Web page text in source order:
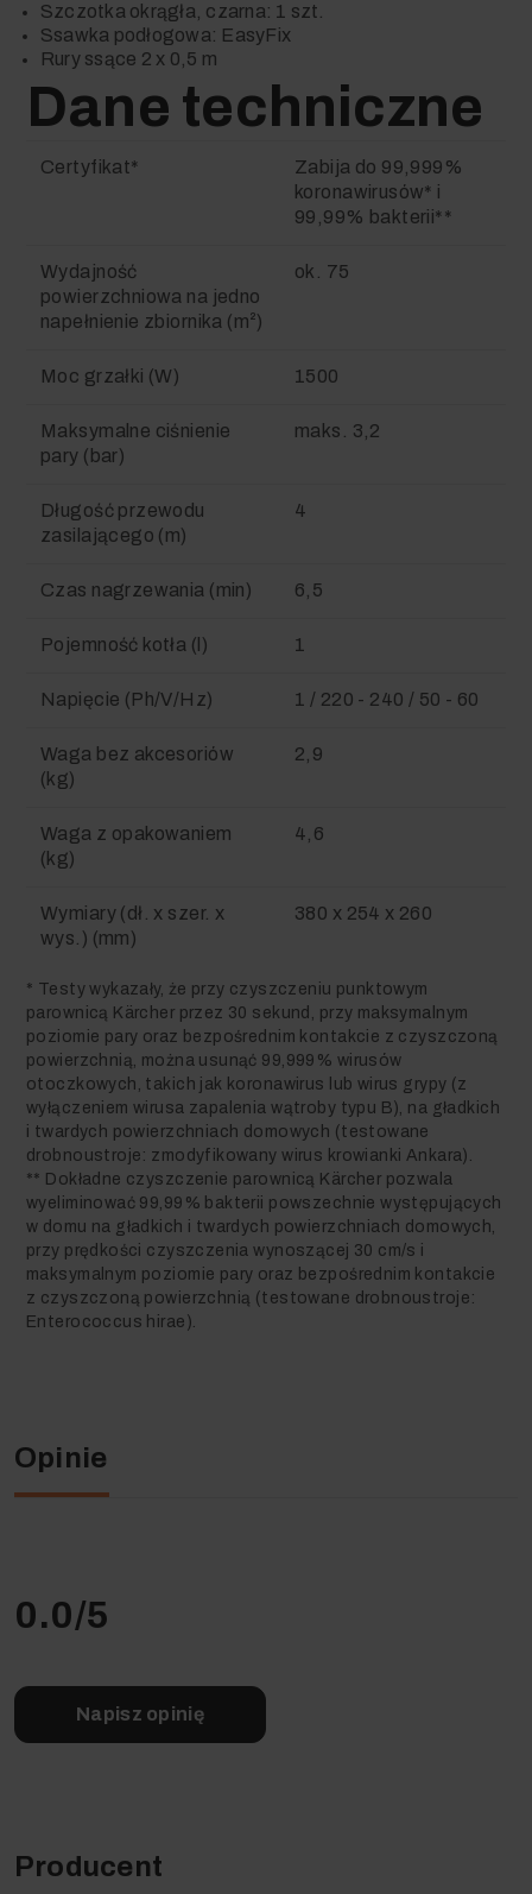
Szczotka okrągła, czarna: 1 szt.
Ssawka podłogowa: EasyFix
Rury ssące 2 x 0,5 m
Dane techniczne
Certyfikat*
Zabija do 99,999%
koronawirusów* i
99,99% bakterii**
Wydajność
powierzchniowa na jedno
napełnienie zbiornika (m²)
ok. 75
Moc grzałki (W) 1500
Maksymalne ciśnienie
pary (bar)
maks. 3,2
Długość przewodu
zasilającego (m)
4
Czas nagrzewania (min) 6,5
Pojemność kotła (l) 1
Napięcie (Ph/V/Hz) 1 / 220 - 240 / 50 - 60
Waga bez akcesoriów
(kg)
2,9
Waga z opakowaniem
(kg)
4,6
Wymiary (dł. x szer. x
wys.) (mm)
380 x 254 x 260
* Testy wykazały, że przy czyszczeniu punktowym
parownicą Kärcher przez 30 sekund, przy maksymalnym
poziomie pary oraz bezpośrednim kontakcie z czyszczoną
powierzchnią, można usunąć 99,999% wirusów
otoczkowych, takich jak koronawirus lub wirus grypy (z
wyłączeniem wirusa zapalenia wątroby typu B), na gładkich
i twardych powierzchniach domowych (testowane
drobnoustroje: zmodyfikowany wirus krowianki Ankara).
** Dokładne czyszczenie parownicą Kärcher pozwala
wyeliminować 99,99% bakterii powszechnie występujących
w domu na gładkich i twardych powierzchniach domowych,
przy prędkości czyszczenia wynoszącej 30 cm/s i
maksymalnym poziomie pary oraz bezpośrednim kontakcie
z czyszczoną powierzchnią (testowane drobnoustroje:
Enterococcus hirae).
Opinie
0.0/5
Napisz opinię
Producent